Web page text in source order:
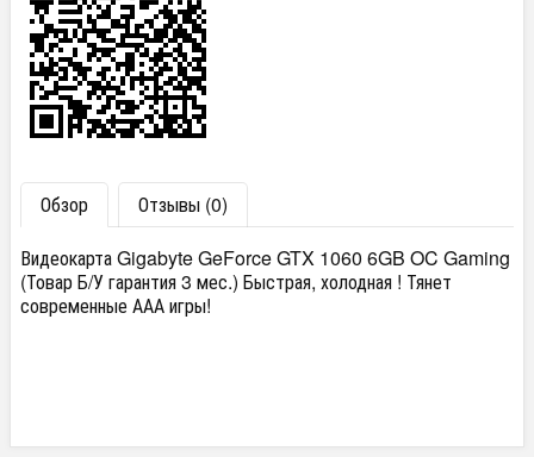
Обзор
Отзывы (0)
Видеокарта Gigabyte GeForce GTX 1060 6GB OC Gaming
(Товар Б/У гарантия 3 мес.) Быстрая, холодная ! Тянет
современные ААА игры!